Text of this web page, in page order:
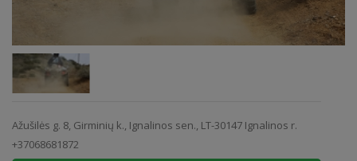
Ažušilės g. 8, Girminių k., Ignalinos sen., LT-30147 Ignalinos r.
+37068681872